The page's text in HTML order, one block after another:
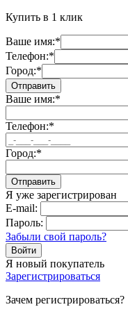
Купить в 1 клик
Ваше имя:*
Телефон:*
Город:*
Ваше имя:*
Телефон:*
Город:*
Отправить
Я уже зарегистрирован
E-mail:
Пароль:
Забыли свой пароль?
Я новый покупатель
Зарегистрироваться
Зачем регистрироваться?